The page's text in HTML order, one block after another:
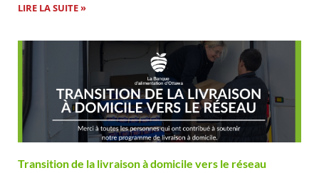
LIRE LA SUITE »
Transition de la livraison à domicile vers le réseau